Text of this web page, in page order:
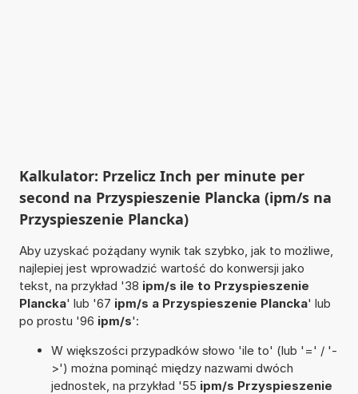
Kalkulator: Przelicz Inch per minute per
second na Przyspieszenie Plancka (ipm/s na
Przyspieszenie Plancka)
Aby uzyskać pożądany wynik tak szybko, jak to możliwe,
najlepiej jest wprowadzić wartość do konwersji jako
tekst, na przykład '38 ipm/s ile to Przyspieszenie
Plancka' lub '67 ipm/s a Przyspieszenie Plancka' lub
po prostu '96 ipm/s':
W większości przypadków słowo 'ile to' (lub '=' / '-
>') można pominąć między nazwami dwóch
jednostek, na przykład '55 ipm/s Przyspieszenie